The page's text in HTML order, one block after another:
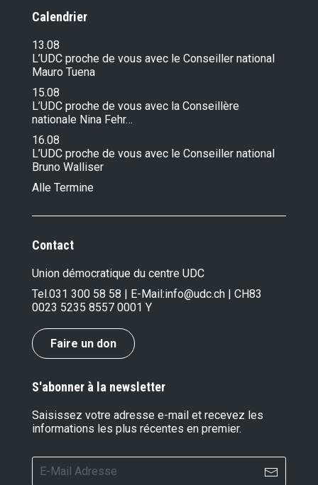
Calendrier
13.08
L’UDC proche de vous avec le Conseiller national
Mauro Tuena
15.08
L’UDC proche de vous avec la Conseillère
nationale Nina Fehr…
16.08
L’UDC proche de vous avec le Conseiller national
Bruno Walliser
Alle Termine
Contact
Union démocratique du centre UDC
Tel.031 300 58 58 | E-Mail:info@udc.ch | CH83
0023 5235 8557 0001 Y
Faire un don
S'abonner à la newsletter
Saisissez votre adresse e-mail et recevez les
informations les plus récentes en premier.